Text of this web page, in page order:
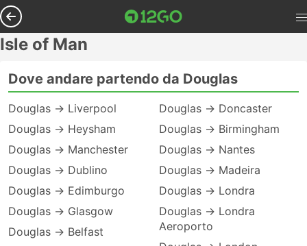
Isle of Man
Dove andare partendo da Douglas
Douglas → Liverpool
Douglas → Heysham
Douglas → Manchester
Douglas → Dublino
Douglas → Edimburgo
Douglas → Glasgow
Douglas → Belfast
Douglas → Doncaster
Douglas → Birmingham
Douglas → Nantes
Douglas → Madeira
Douglas → Londra
Douglas → Londra
Aeroporto